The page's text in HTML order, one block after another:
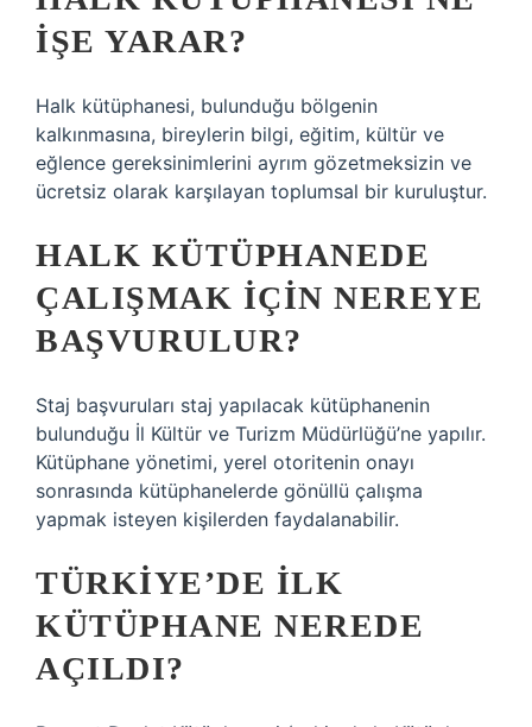
IŞE YARAR?
Halk kütüphanesi, bulunduğu bölgenin
kalkınmasına, bireylerin bilgi, eğitim, kültür ve
eğlence gereksinimlerini ayrım gözetmeksizin ve
ücretsiz olarak karşılayan toplumsal bir kuruluştur.
HALK KÜTÜPHANEDE
ÇALIŞMAK IÇIN NEREYE
BAŞVURULUR?
Staj başvuruları staj yapılacak kütüphanenin
bulunduğu İl Kültür ve Turizm Müdürlüğü’ne yapılır.
Kütüphane yönetimi, yerel otoritenin onayı
sonrasında kütüphanelerde gönüllü çalışma
yapmak isteyen kişilerden faydalanabilir.
TÜRKIYE’DE ILK
KÜTÜPHANE NEREDE
AÇILDI?